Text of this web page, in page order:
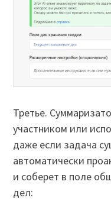
Третье.
участником или
даже если задача
автоматически
и соберет в поле
дел: